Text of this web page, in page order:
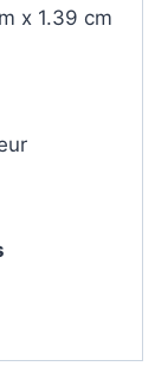
x 1.39 cm